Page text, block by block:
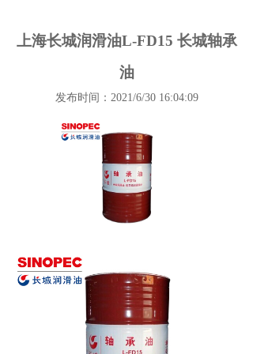
上海长城润滑油L-FD15 长城轴承
油
发布时间：2021/6/30 16:04:09